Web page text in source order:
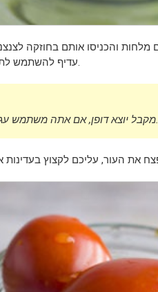
מלחות והכניסו אותם בחוזקה
עדיף להשתמש לתפר את העגבניות בדרגת האצבע.
Zakatka מקבל יוצא דופן, אם אתה משתמש עגבניות בצבעים שונים.